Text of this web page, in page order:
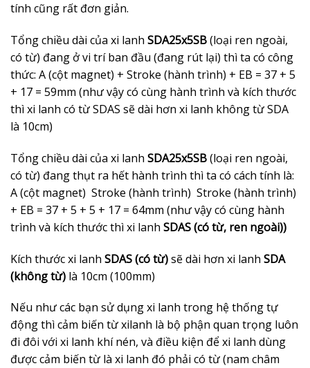
tính cũng rất đơn giản.
Tổng chiều dài của xi lanh SDA25x5SB(loại ren ngoài,
có từ) đang ở vi trí ban đầu (đang rút lại) thì ta có công
thức: A (cột magnet) + Stroke (hành trình) + EB = 37 + 5
+ 17 = 59mm (như vậy có cùng hành trình và kích thước
thì xi lanh có từ SDAS sẽ dài hơn xi lanh không từ SDA
là 10cm)
Tổng chiều dài của xi lanh SDA25x5SB(loại ren ngoài,
có từ) đang thụt ra hết hành trình thì ta có cách tính là:
A (cột magnet) Stroke (hành trình) Stroke (hành trình)
+ EB = 37 + 5 + 5 + 17 = 64mm (như vậy có cùng hành
trình và kích thước thì xi lanh SDAS (có từ, ren ngoài))
Kích thước xi lanh SDAS (có từ)sẽ dài hơn xi lanh SDA
(không từ) là 10cm (100mm)
Nếu như các bạn sử dụng xi lanh trong hệ thống tự
động thì cảm biến từ xilanh là bộ phận quan trọng luôn
đi đôi với xi lanh khí nén, và điều kiện để xi lanh dùng
được cảm biến từ là xi lanh đó phải có từ (nam châm